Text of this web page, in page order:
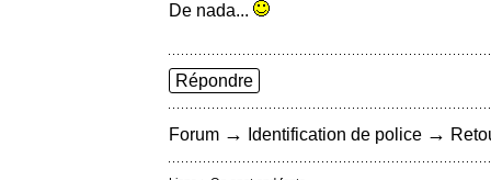
De nada...
Répondre
Forum → Identification de police →